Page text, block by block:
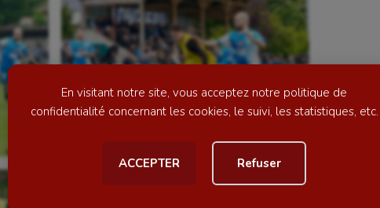
En visitant notre site, vous acceptez notre politique de
confidentialité concernant les cookies, le suivi, les statistiques, etc.
ACCEPTER Refuser
Escalade
Escrime
Fitness
Flag football
Futsal
Golf
Longue paume
Moto
Natation artistique
Outdoor